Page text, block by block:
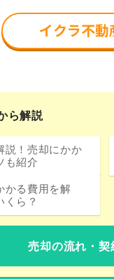
ら解説
説！売却にかか
も紹介
かる費用を解
くら？
売却の流れ・契